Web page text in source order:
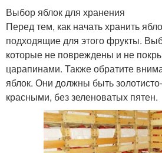
Выбор яблок для хранения
Перед тем, как начать хранить
подходящие для этого фрукты.
которые не повреждены и не
царапинами. Также обратите
яблок. Они должны быть
красными, без зеленоватых пятен.